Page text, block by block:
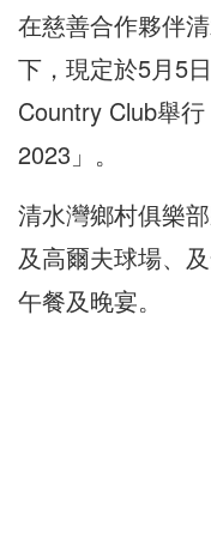
在慈善合作夥伴
下，現定於5月5
Country Club舉
2023」。
清水灣鄉村俱樂
及高爾夫球場、
午餐及晚宴。